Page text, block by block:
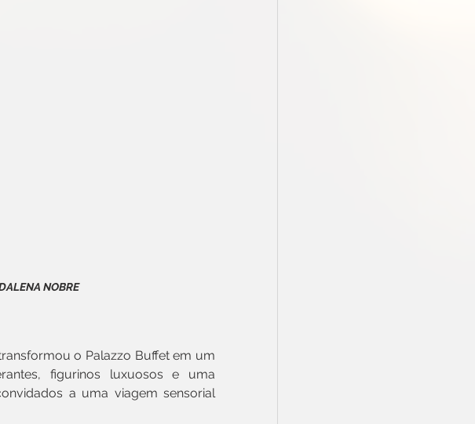
NOBRE
o Palazzo Buffet em um
figurinos luxuosos e uma
a uma viagem sensorial